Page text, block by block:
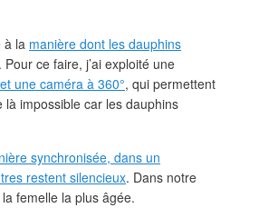
à la manière dont les dauphins
. Pour ce faire, j’ai exploité une
une caméra à 360°, qui permettent
impossible car les dauphins
synchronisée, dans un
restent silencieux. Dans notre
femelle la plus âgée.